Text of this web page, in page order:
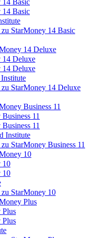
Basic
Basic
StarMoney 14 Basic
14 Deluxe
Deluxe
Deluxe
StarMoney 14 Deluxe
Business 11
11
11
Institute
StarMoney Business 11
10
10
10
StarMoney 10
Plus